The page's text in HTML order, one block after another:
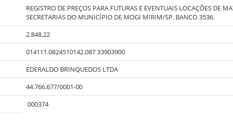
REGISTRO DE PREÇOS PARA FUTURAS E EVENTUAIS LOCAÇÕES DE
SECRETARIAS DO MUNICÍPIO DE MOGI MIRIM/SP. BANCO 3536.
2.848,22
014111.0824510142.087 33903900
EDERALDO BRINQUEDOS LTDA
44.766.677/0001-00
000374